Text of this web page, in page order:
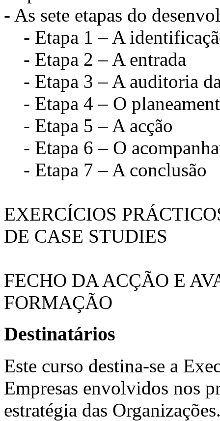
- As sete etapas do
- Etapa 1 – A
- Etapa 2 – A entrada
- Etapa 3 – A auditoria
- Etapa 4 – O
- Etapa 5 – A acção
- Etapa 6 – O
- Etapa 7 – A conclusão
EXERCÍCIOS
DE CASE STUDIES
FECHO DA ACÇÃO E
FORMAÇÃO
Destinatários
Este curso destina-se a
Empresas envolvidos nos
estratégia das